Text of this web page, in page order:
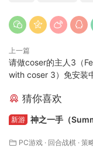
上一篇
请做coser的主人3（
with coser 3）免安装
猜你喜欢
新游 神之一手（
PC游戏 · 回合战棋 · 策